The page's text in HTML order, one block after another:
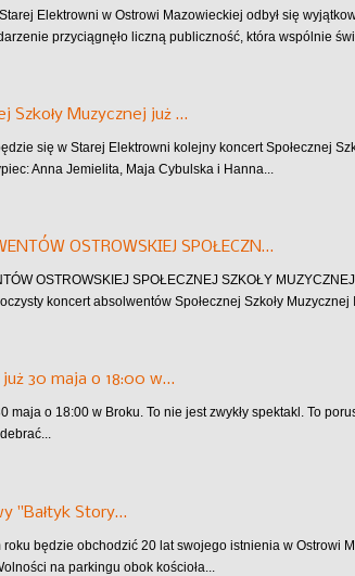
Elektrowni w Ostrowi Mazowieckiej odbył się
przyciągnęło liczną publiczność, która wspólnie
Szkoły Muzycznej już …
się w Starej Elektrowni kolejny koncert Społecznej
Anna Jemielita, Maja Cybulska i Hanna...
OSTROWSKIEJ SPOŁECZN…
OSTROWSKIEJ SPOŁECZNEJ SZKOŁY
koncert absolwentów Społecznej Szkoły
30 maja o 18:00 w…
maja o 18:00 w Broku. To nie jest zwykły spektakl. To
"Bałtyk Story…
roku będzie obchodzić 20 lat swojego istnienia w Ostrowi
na parkingu obok kościoła...